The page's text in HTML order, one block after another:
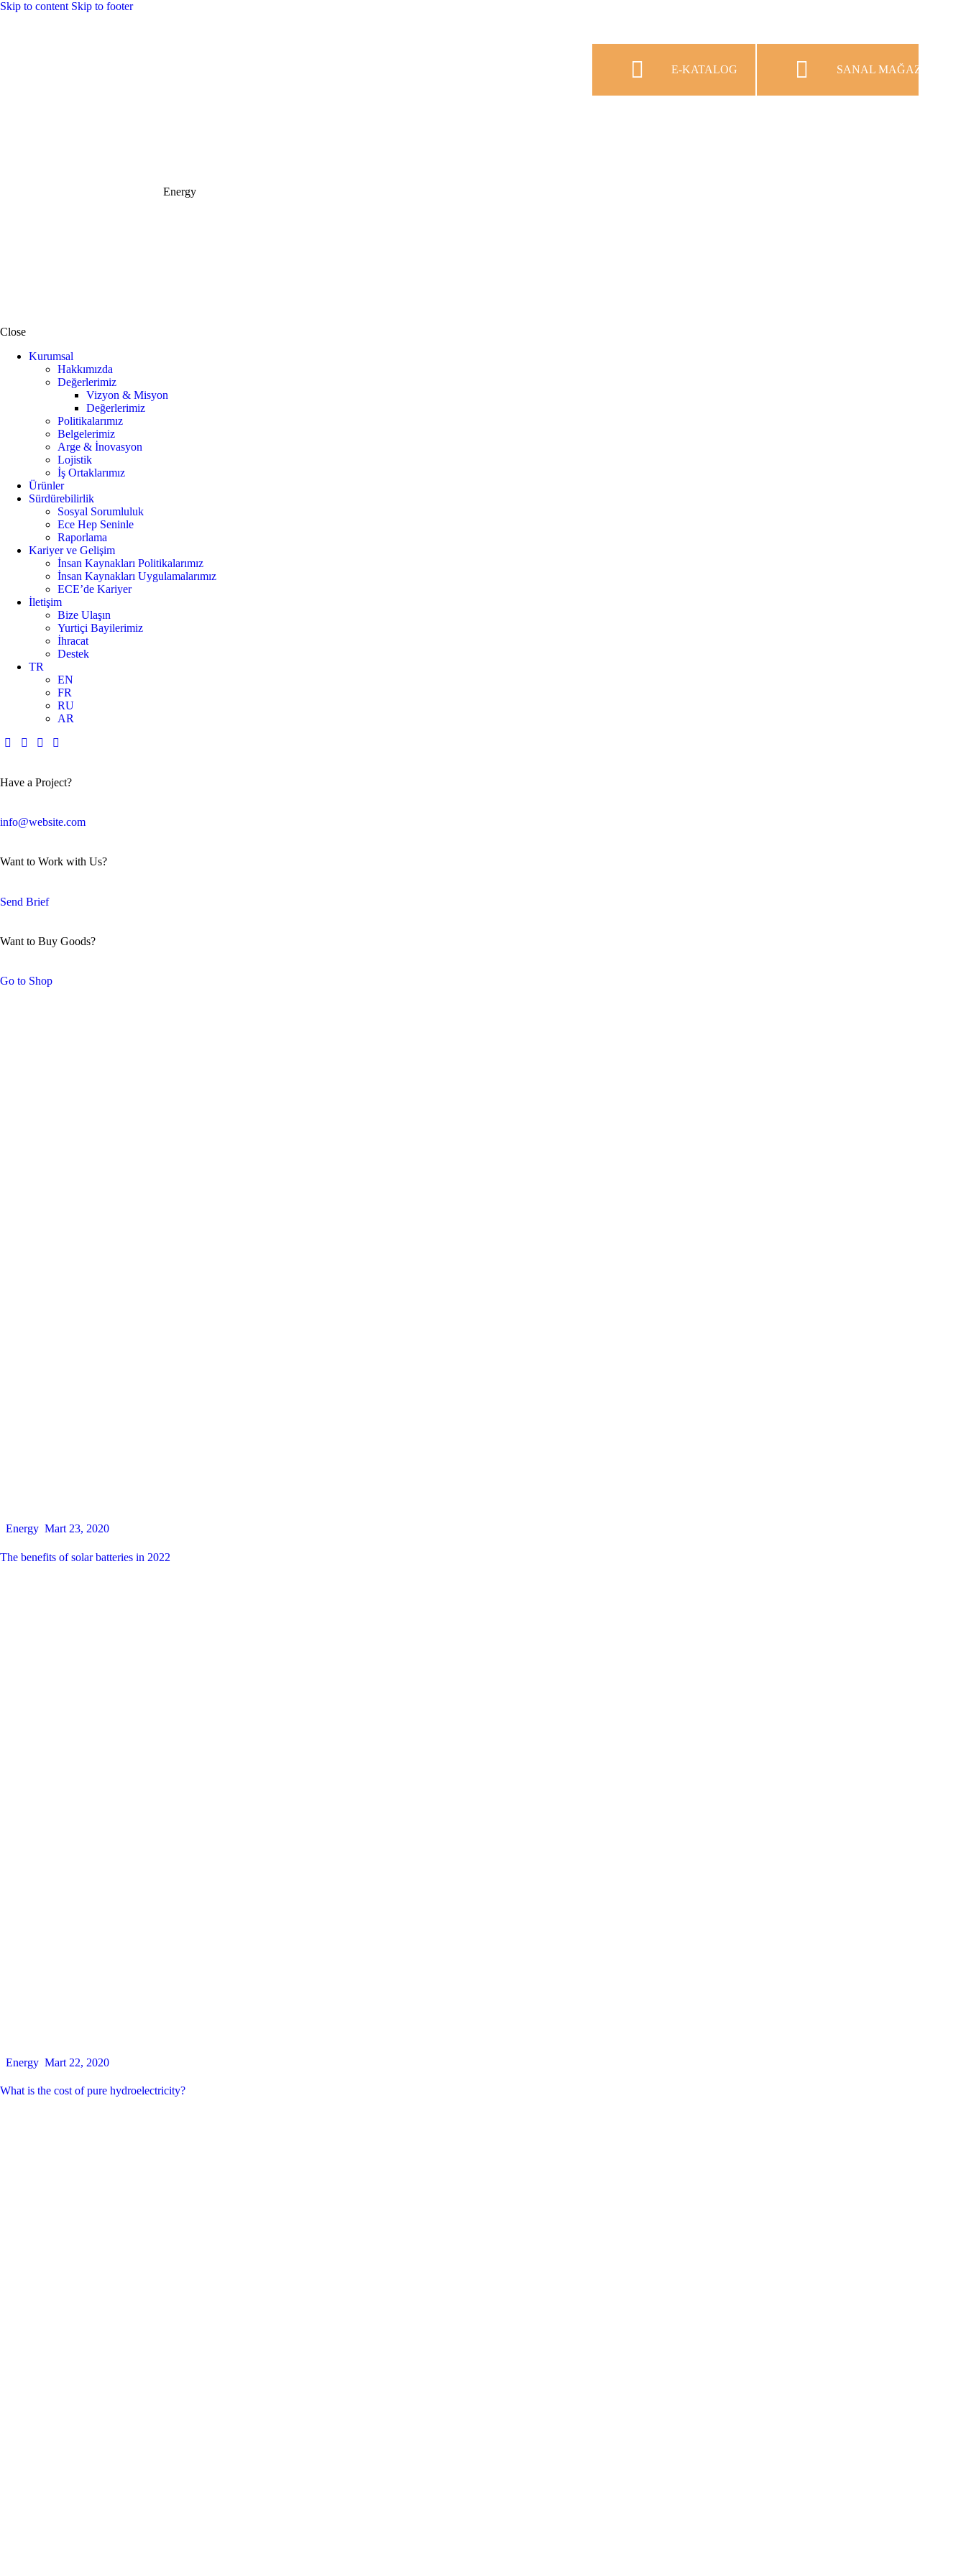
Skip to content Skip to footer
E-KATALOG SANAL MAĞAZA
Energy
Close
Kurumsal
Hakkımızda
Değerlerimiz
Vizyon & Misyon
Değerlerimiz
Politikalarımız
Belgelerimiz
Arge & İnovasyon
Lojistik
İş Ortaklarımız
Ürünler
Sürdürebilirlik
Sosyal Sorumluluk
Ece Hep Seninle
Raporlama
Kariyer ve Gelişim
İnsan Kaynakları Politikalarımız
İnsan Kaynakları Uygulamalarımız
ECE’de Kariyer
İletişim
Bize Ulaşın
Yurtiçi Bayilerimiz
İhracat
Destek
TR
EN
FR
RU
AR
Have a Project?
info@website.com
Want to Work with Us?
Send Brief
Want to Buy Goods?
Go to Shop
Energy Mart 23, 2020
The benefits of solar batteries in 2022
Energy Mart 22, 2020
What is the cost of pure hydroelectricity?